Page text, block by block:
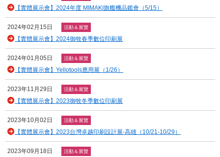
【實體展示會】2024年度 MIMAKI旗艦機品鑑會（5/15）
2024年02月15日 活動＆展覽
【實體展示會】2024御牧春季數位印刷展
2024年01月05日 活動＆展覽
【實體展示會】Yellotools應用展（1/26）
2023年11月29日 活動＆展覽
【實體展示會】2023御牧冬季數位印刷展
2023年10月02日 活動＆展覽
【實體展示會】2023台灣卓越印刷設計展-高雄（10/21-10/29）
2023年09月18日 活動＆展覽